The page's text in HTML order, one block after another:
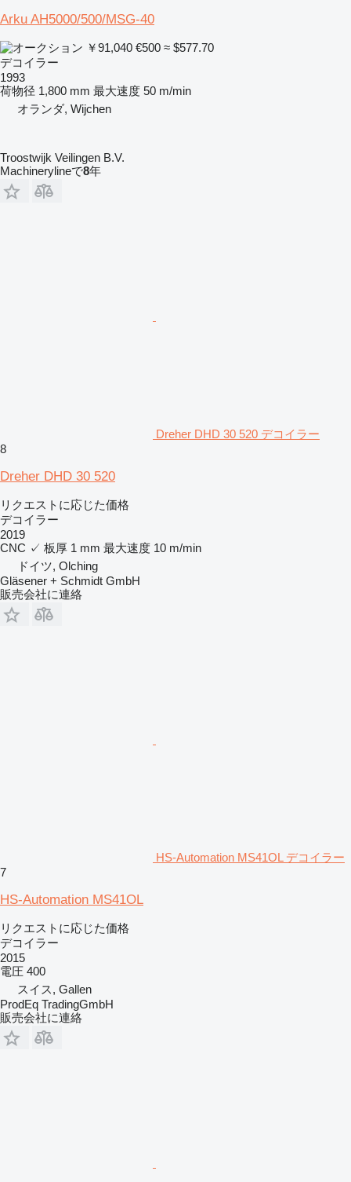
Arku AH5000/500/MSG-40
￥91,040 €500 ≈ $577.70
デコイラー
1993
荷物径 1,800 mm 最大速度 50 m/min
オランダ, Wijchen
Troostwijk Veilingen B.V.
Machinerylineで8年
Dreher DHD 30 520 デコイラー
8
Dreher DHD 30 520
リクエストに応じた価格
デコイラー
2019
CNC ✓ 板厚 1 mm 最大速度 10 m/min
ドイツ, Olching
Gläsener + Schmidt GmbH
販売会社に連絡
HS-Automation MS41OL デコイラー
7
HS-Automation MS41OL
リクエストに応じた価格
デコイラー
2015
電圧 400
スイス, Gallen
ProdEq TradingGmbH
販売会社に連絡